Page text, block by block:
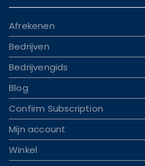
Afrekenen
Bedrijven
Bedrijvengids
Blog
Confirm Subscription
Mijn account
Winkel